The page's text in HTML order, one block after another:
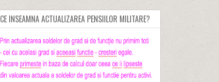
CE INSEAMNA ACTUALIZAREA PENSIILOR MILITARE?